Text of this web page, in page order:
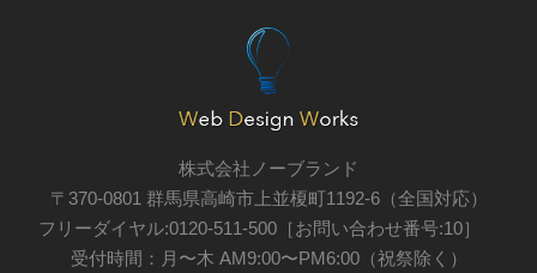
株式会社ノーブランド
〒370-0801 群馬県高崎市上並榎町1192-6（全国対応）
フリーダイヤル:0120-511-500［お問い合わせ番号:10］
受付時間：月〜木 AM9:00〜PM6:00（祝祭除く）